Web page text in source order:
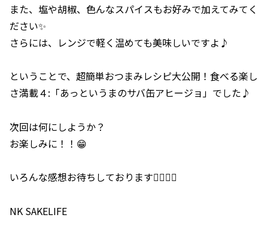
また、塩や胡椒、色んなスパイスもお好みで加えてみてく
ださい✨
さらには、レンジで軽く温めても美味しいですよ♪
ということで、超簡単おつまみレシピ大公開！食べる楽し
さ満載４:「あっというまのサバ缶アヒージョ」でした♪
次回は何にしようか？
お楽しみに！！😁
いろんな感想お待ちしております🙇‍♂️🙇‍♀️
NK SAKELIFE